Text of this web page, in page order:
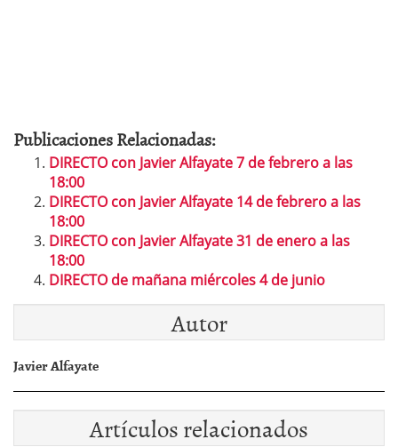
Publicaciones Relacionadas:
DIRECTO con Javier Alfayate 7 de febrero a las
18:00
DIRECTO con Javier Alfayate 14 de febrero a las
18:00
DIRECTO con Javier Alfayate 31 de enero a las
18:00
DIRECTO de mañana miércoles 4 de junio
Autor
Javier Alfayate
Artículos relacionados